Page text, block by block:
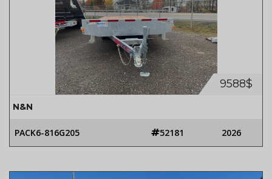
9588$
N&N
PACK6-816G205 52181 2026